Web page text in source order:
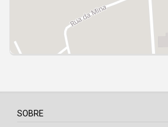
SOBRE